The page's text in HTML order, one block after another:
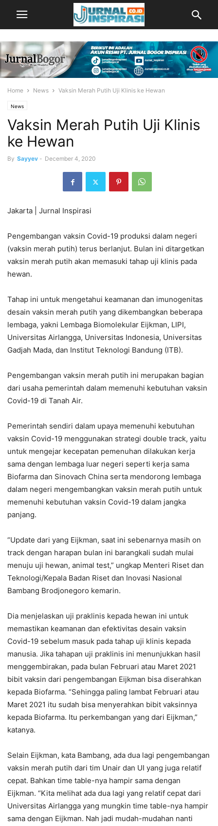
Home News Vaksin Merah Putih Uji Klinis ke Hewan
News
Vaksin Merah Putih Uji Klinis
ke Hewan
By Sayyev - December 4, 2020
Jakarta | Jurnal Inspirasi
Pengembangan vaksin Covid-19 produksi dalam negeri
(vaksin merah putih) terus berlanjut. Bulan ini ditargetkan
vaksin merah putih akan memasuki tahap uji klinis pada
hewan.
Tahap ini untuk mengetahui keamanan dan imunogenitas
desain vaksin merah putih yang dikembangkan beberapa
lembaga, yakni Lembaga Biomolekular Eijkman, LIPI,
Universitas Airlangga, Universitas Indonesia, Universitas
Gadjah Mada, dan Institut Teknologi Bandung (ITB).
Pengembangan vaksin merah putih ini merupakan bagian
dari usaha pemerintah dalam memenuhi kebutuhan vaksin
Covid-19 di Tanah Air.
Pemerintah sendiri dalam upaya memenuhi kebutuhan
vaksin Covid-19 menggunakan strategi double track, yaitu
untuk mengejar kecepatan pemenuhan dilakukan kerja
sama dengan lembaga luar negeri seperti kerja sama
Biofarma dan Sinovach China serta mendorong lembaga
dalam negeri mengembangkan vaksin merah putih untuk
memenuhi kebutuhan vaksin Covid-19 dalam jangka
panjang.
“Update dari yang Eijkman, saat ini sebenarnya masih on
track dengan harapan bulan ini barangkali sudah mulai
menuju uji hewan, animal test,” ungkap Menteri Riset dan
Teknologi/Kepala Badan Riset dan Inovasi Nasional
Bambang Brodjonegoro kemarin.
Dia menjelaskan uji praklinis kepada hewan ini untuk
memastikan keamanan dan efektivitas desain vaksin
Covid-19 sebelum masuk pada tahap uji klinis kepada
manusia. Jika tahapan uji praklinis ini menunjukkan hasil
menggembirakan, pada bulan Februari atau Maret 2021
bibit vaksin dari pengembangan Eijkman bisa diserahkan
kepada Biofarma. “Sehingga paling lambat Februari atau
Maret 2021 itu sudah bisa menyerahkan bibit vaksinnya
kepada Biofarma. Itu perkembangan yang dari Eijkman,”
katanya.
Selain Eijkman, kata Bambang, ada dua lagi pengembangan
vaksin merah putih dari tim Unair dan UI yang juga relatif
cepat. Bahkan time table-nya hampir sama dengan
Eijkman. “Kita melihat ada dua lagi yang relatif cepat dari
Universitas Airlangga yang mungkin time table-nya hampir
sama dengan Eijkman. Nah jadi mudah-mudahan nanti